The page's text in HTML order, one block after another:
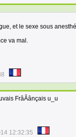
et le sexe sous
va mal.
FrâÂânçais u_u
12:32:35